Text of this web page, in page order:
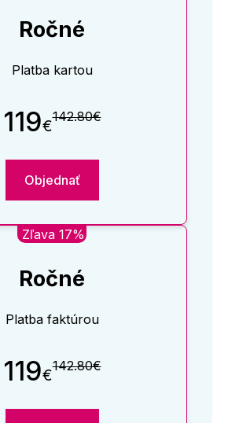
Ročné
Platba kartou
119€142.80€
Objednať
Zľava 17%
Ročné
Platba faktúrou
119€142.80€